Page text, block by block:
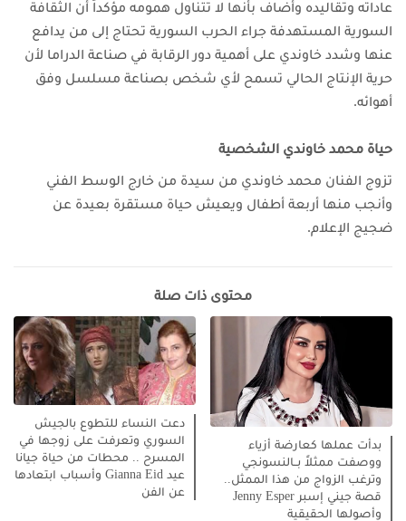
عاداته وتقاليده وأضاف بأنها لا تتناول همومه مؤكداً أن الثقافة
السورية المستهدفة جراء الحرب السورية تحتاج إلى من يدافع
عنها وشدد خاوندي على أهمية دور الرقابة في صناعة الدراما لأن
حرية الإنتاج الحالي تسمح لأي شخص بصناعة مسلسل وفق
أهوائه.
حياة محمد خاوندي الشخصية
تزوج الفنان محمد خاوندي من سيدة من خارج الوسط الفني
وأنجب منها أربعة أطفال ويعيش حياة مستقرة بعيدة عن
ضجيج الإعلام.
محتوى ذات صلة
بدأت عملها كعارضة أزياء
ووصفت ممثلاً بــالنسونجي
وترغب الزواج من هذا الممثل..
قصة جيني إسبر Jenny Esper
وأصولها الحقيقية
دعت النساء للتطوع بالجيش
السوري وتعرفت على زوجها في
المسرح .. محطات من حياة جيانا
عيد Gianna Eid وأسباب ابتعادها
عن الفن